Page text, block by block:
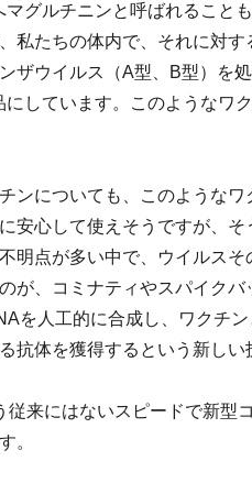
グルチニンと呼ばれること
私たちの体内で、それに対
ザウイルス（A型、B型）を
しています。このようなワ
ンについても、このような
安心して使えそうですが、
明点が多い中で、ウイルス
が、コミナティやスパイク
を人工的に合成し、ワクチ
抗体を獲得するという新しい
従来にはないスピードで新型
。